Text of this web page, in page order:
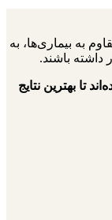
و مقاوم به بیماری‌ها، به
داشته باشند.
تا بهترین نتایج